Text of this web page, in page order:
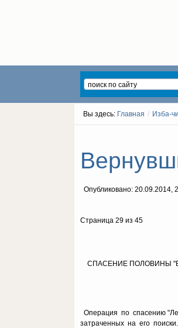
Вы здесь: Главная / Изба-
Опубликовано: 20.09.2014,
Страница 29 из 45
СПАСЕНИЕ ПОЛОВИНЫ
Операция по спасению
затраченных на его